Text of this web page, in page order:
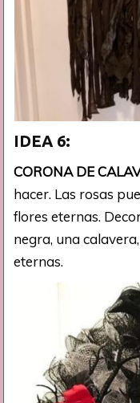
IDEA 6:
CORONA DE
hacer. Las rosas
flores eternas.
negra, una
eternas.